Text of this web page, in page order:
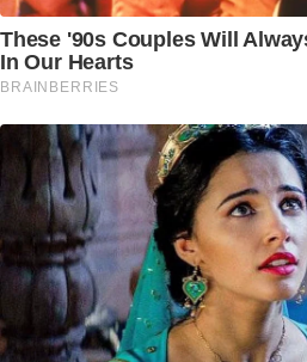
Sumber Info Kuliner briliofood